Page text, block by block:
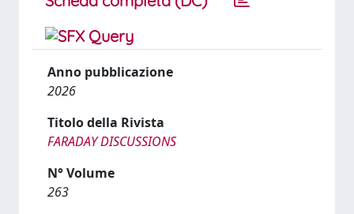
Anno pubblicazione
2026
Titolo della Rivista
FARADAY DISCUSSIONS
N° Volume
263